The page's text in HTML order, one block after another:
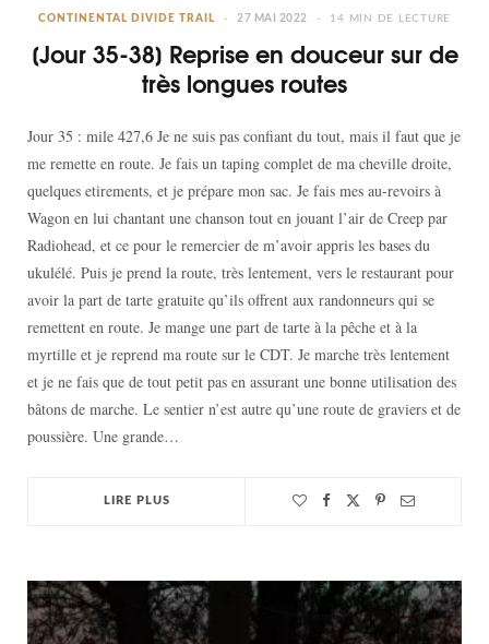
CONTINENTAL DIVIDE TRAIL 27 MAI 2022 14 MIN DE LECTURE
[Jour 35-38] Reprise en douceur sur de
très longues routes
Jour 35 : mile 427,6 Je ne suis pas confiant du tout, mais il faut que je
me remette en route. Je fais un taping complet de ma cheville droite,
quelques etirements, et je prépare mon sac. Je fais mes au-revoirs à
Wagon en lui chantant une chanson tout en jouant l’air de Creep par
Radiohead, et ce pour le remercier de m’avoir appris les bases du
ukulélé. Puis je prend la route, très lentement, vers le restaurant pour
avoir la part de tarte gratuite qu’ils offrent aux randonneurs qui se
remettent en route. Je mange une part de tarte à la pêche et à la
myrtille et je reprend ma route sur le CDT. Je marche très lentement
et je ne fais que de tout petit pas en assurant une bonne utilisation des
bâtons de marche. Le sentier n’est autre qu’une route de graviers et de
poussière. Une grande…
LIRE PLUS